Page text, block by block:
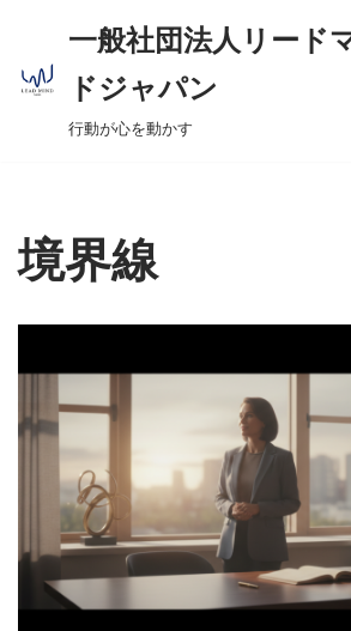
コ
ン
ス
ッ
一般社団法人リード
ドジャパン
行動が心を動かす
境界線